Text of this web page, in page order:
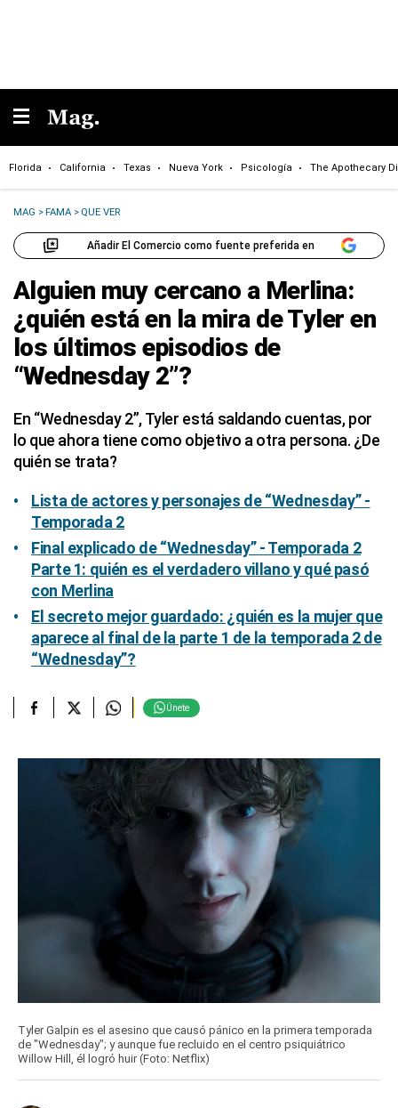
Florida California Texas Nueva York Psicología The Apothecary
MAG >FAMA > QUE VER
Añadir El Comercio como fuente preferida en
Alguien muy cercano a Merlina:
¿quién está en la mira de Tyler en
los últimos episodios de
“Wednesday 2”?
En “Wednesday 2”, Tyler está saldando cuentas, por
lo que ahora tiene como objetivo a otra persona. ¿De
quién se trata?
Lista de actores y personajes de “Wednesday” -
Temporada 2
Final explicado de “Wednesday” - Temporada 2
Parte 1: quién es el verdadero villano y qué pasó
con Merlina
El secreto mejor guardado: ¿quién es la mujer que
aparece al final de la parte 1 de la temporada 2 de
“Wednesday”?
Únete
Tyler Galpin es el asesino que causó pánico en la primera temporada
de "Wednesday"; y aunque fue recluido en el centro psiquiátrico
Willow Hill, él logró huir (Foto: Netflix)